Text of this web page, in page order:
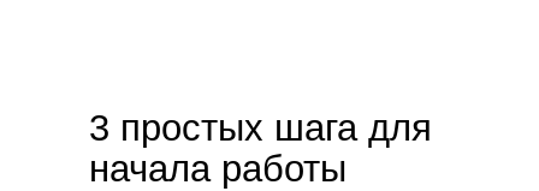
3 простых шага для
начала работы